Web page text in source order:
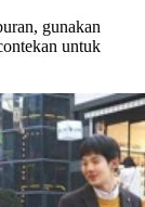
gunakan
untuk